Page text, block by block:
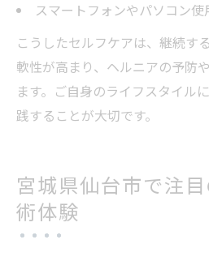
スマートフォンやパソコン
こうしたセルフケアは、継続す
軟性が高まり、ヘルニアの予防
ます。ご自身のライフスタイル
践することが大切です。
宮城県仙台市で注
術体験